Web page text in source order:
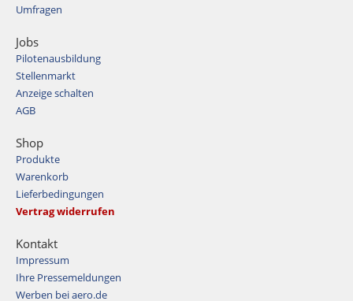
Umfragen
Jobs
Pilotenausbildung
Stellenmarkt
Anzeige schalten
AGB
Shop
Produkte
Warenkorb
Lieferbedingungen
Vertrag widerrufen
Kontakt
Impressum
Ihre Pressemeldungen
Werben bei aero.de